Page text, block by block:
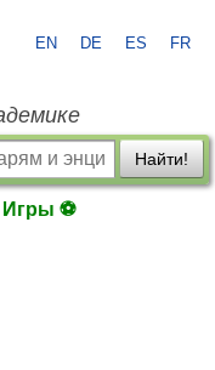
EN DE ES FR
Найти!
Игры ⚽